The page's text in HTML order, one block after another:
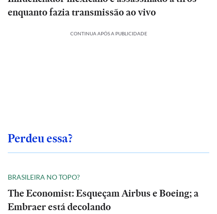
enquanto fazia transmissão ao vivo
CONTINUA APÓS A PUBLICIDADE
Perdeu essa?
BRASILEIRA NO TOPO?
The Economist: Esqueçam Airbus e Boeing; a
Embraer está decolando